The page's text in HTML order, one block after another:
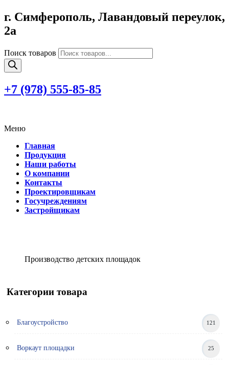
г. Симферополь, Лавандовый переулок,
2а
Поиск товаров
+7 (978) 555-85-85
Меню
Главная
Продукция
Наши работы
О компании
Контакты
Проектировщикам
Госучреждениям
Застройщикам
Производство детских площадок
Категории товара
Благоустройство 121
Воркаут площадки 25